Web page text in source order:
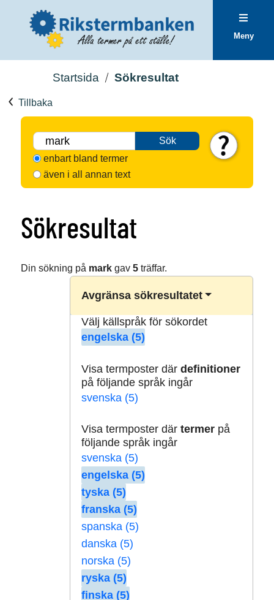
Meny
Startsida Sökresultat
Tillbaka
Sök
enbart bland termer
även i all annan text
Sökresultat
Din sökning på markgav 5träffar.
Avgränsa sökresultatet
Välj källspråk för sökordet
engelska (5)
Visa termposter där definitioner
på följande språk ingår
svenska (5)
Visa termposter där termerpå
följande språk ingår
svenska (5)
engelska (5)
tyska (5)
franska (5)
spanska (5)
danska (5)
norska (5)
ryska (5)
finska (5)